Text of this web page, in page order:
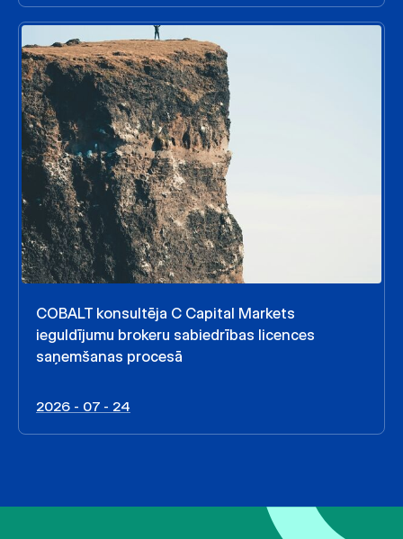
COBALT konsultēja C Capital Markets
ieguldījumu brokeru sabiedrības licences
saņemšanas procesā
2026 - 07 - 24